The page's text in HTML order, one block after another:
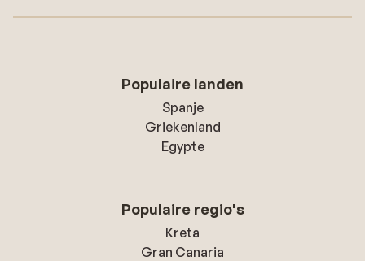
Populaire landen
Spanje
Griekenland
Egypte
Populaire regio's
Kreta
Gran Canaria